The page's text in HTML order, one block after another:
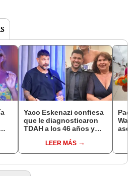
Yaco Eskenazi confiesa
que le diagnosticaron
TDAH a los 46 años y
madre: "No entendía"
LEER MÁS